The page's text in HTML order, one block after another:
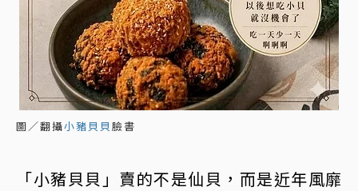
圖／翻攝小豬貝貝 臉書
「小豬貝貝」賣的不是仙貝，而是近年風靡